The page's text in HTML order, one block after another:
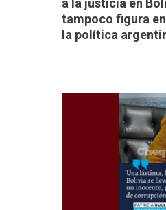
a la justicia en
tampoco figura
la política